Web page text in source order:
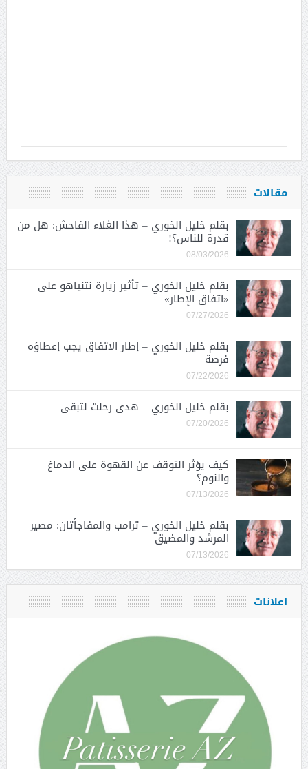
مقالات
بقلم خليل الخوري – هذا الغلاء الفاحش: هل من
قدرة للناس؟!
08/03/2026
بقلم خليل الخوري – تأثير زيارة نتنياهو على
«اتفاق الإطار»
07/27/2026
بقلم خليل الخوري – إطار الاتفاق يجب إعطاؤه
فرصة
07/22/2026
بقلم خليل الخوري – هدى رحلت لتبقى
07/20/2026
كيف يؤثر التوقف عن القهوة على الدماغ
والنوم؟
07/13/2026
بقلم خليل الخوري – ترامب والمفاجأتان: مصير
المرشد والمضيق
07/13/2026
اعلانات